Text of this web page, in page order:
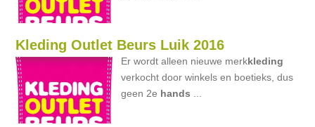
Kleding Outlet Beurs Luik 2016
Er wordt alleen nieuwe merkkleding
verkocht door winkels en boetieks, dus
geen 2e hands